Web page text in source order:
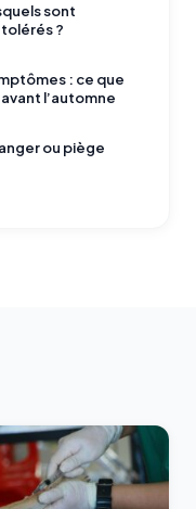
sont
?
: ce que
l’automne
ou piège